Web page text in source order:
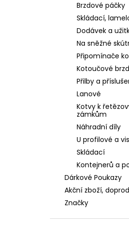
Brzdové páčky
Skládací,
Dodávek a
Na sněžné
Připomínače
Kotoučové
Přilby a
Lanové
Kotvy k
zámkům
Náhradní díly
U profilové a
Skládací
Kontejnerů a
Dárkové Poukazy
Akční zboží,
Značky